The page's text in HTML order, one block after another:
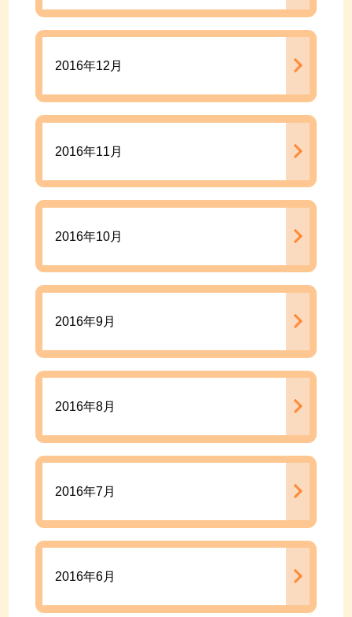
2016年12月
2016年11月
2016年10月
2016年9月
2016年8月
2016年7月
2016年6月